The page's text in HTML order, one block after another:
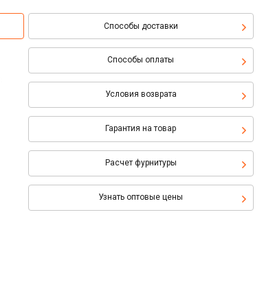
Способы доставки
Способы оплаты
Условия возврата
Гарантия на товар
Расчет фурнитуры
Узнать оптовые цены